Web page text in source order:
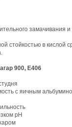
замачивания и
стойкостью в кислой
900, Е406
с яичным
pH
округ
Пилюгина, д.